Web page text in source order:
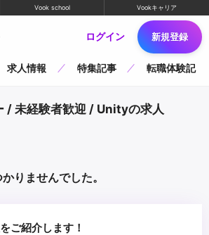
Vook school Vookキャリア
ログイン 新規登録
求人情報 特集記事 転職体験記
/ 未経験者歓迎 / Unityの求人
りませんでした。
ご紹介します！